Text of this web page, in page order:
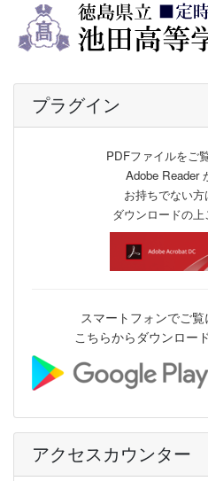
プラグイン
PDFファイルをご
Adobe Reader
お持ちでない方
ダウンロードの上
スマートフォンでご覧
こちらからダウンロー
アクセスカウンター